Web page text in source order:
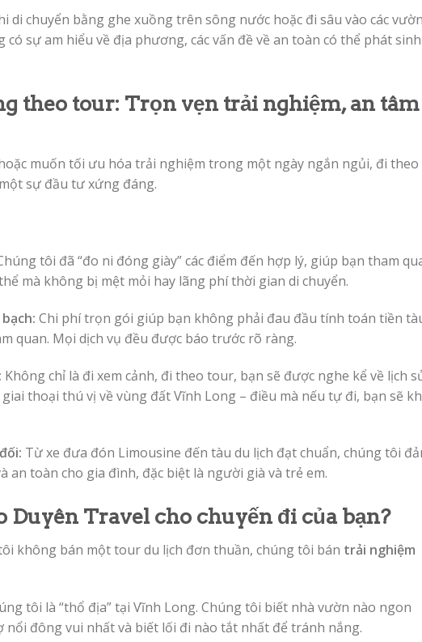
di chuyển bằng ghe xuồng trên sông nước hoặc đi sâu vào các vườn
có sự am hiểu về địa phương, các vấn đề về an toàn có thể phát sinh
theo tour: Trọn vẹn trải nghiệm, an tâm
muốn tối ưu hóa trải nghiệm trong một ngày ngắn ngủi, đi theo
sự đầu tư xứng đáng.
tôi đã “đo ni đóng giày” các điểm đến hợp lý, giúp bạn tham
mà không bị mệt mỏi hay lãng phí thời gian di chuyển.
Chi phí trọn gói giúp bạn không phải đau đầu tính toán tiền
quan. Mọi dịch vụ đều được báo trước rõ ràng.
Không chỉ là đi xem cảnh, đi theo tour, bạn sẽ được nghe kể về lịch
thoại thú vị về vùng đất Vĩnh Long – điều mà nếu tự đi, bạn sẽ
Từ xe đưa đón Limousine đến tàu du lịch đạt chuẩn, chúng tôi
an toàn cho gia đình, đặc biệt là người già và trẻ em.
Duyên Travel cho chuyến đi của bạn?
không bán một tour du lịch đơn thuần, chúng tôi bán trải nghiệm
tôi là “thổ địa” tại Vĩnh Long. Chúng tôi biết nhà vườn nào ngon
nổi đông vui nhất và biết lối đi nào tắt nhất để tránh nắng.